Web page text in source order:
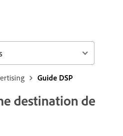
Guide DSP
destination de